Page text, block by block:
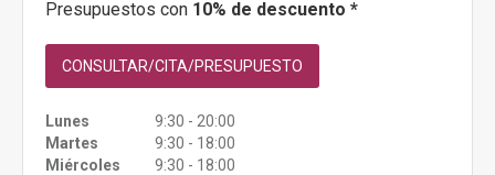
Presupuestos con 10% de descuento *
CONSULTAR/CITA/PRESUPUESTO
Lunes
9:30 - 20:00
Martes
9:30 - 18:00
Miércoles
9:30 - 18:00